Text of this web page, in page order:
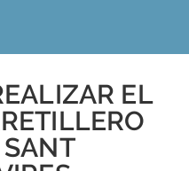
EL